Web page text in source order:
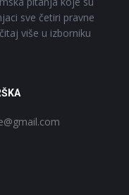
sve četiri pravne
više u izborniku